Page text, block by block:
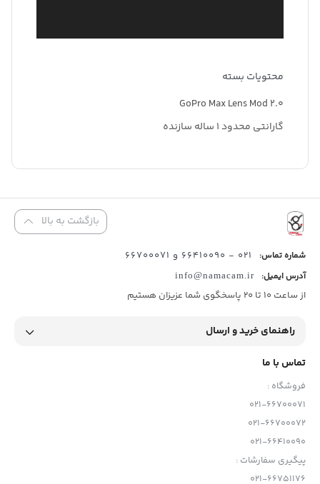
محتویات بسته
GoPro Max Lens Mod 2.0
گارانتی محدود 1 ساله سازنده
بازگشت به بالا
شماره تماس: 021 - 66410090 و 66700071
آدرس ایمیل: info@namacam.ir
از ساعت 10 تا 20 پاسخگوی شما عزیزان هستیم
راهنمای خرید و ارسال
تماس با ما
فروشگاه :
021-66700071
021-66700072
021-66410090
پیگیری سفارشات :
021-66751176